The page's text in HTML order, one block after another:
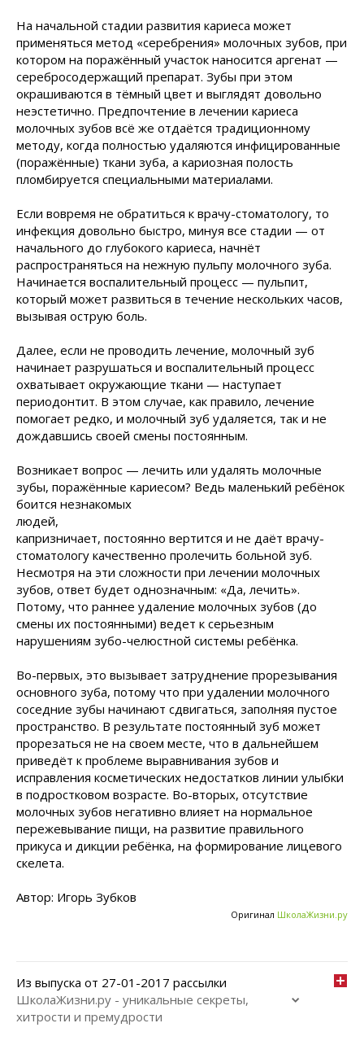
На начальной стадии развития кариеса может
применяться метод «серебрения» молочных зубов, при
котором на поражённый участок наносится аргенат —
серебросодержащий препарат. Зубы при этом
окрашиваются в тёмный цвет и выглядят довольно
неэстетично. Предпочтение в лечении кариеса
молочных зубов всё же отдаётся традиционному
методу, когда полностью удаляются инфицированные
(поражённые) ткани зуба, а кариозная полость
пломбируется специальными материалами.
Если вовремя не обратиться к врачу-стоматологу, то
инфекция довольно быстро, минуя все стадии — от
начального до глубокого кариеса, начнёт
распространяться на нежную пульпу молочного зуба.
Начинается воспалительный процесс — пульпит,
который может развиться в течение нескольких часов,
вызывая острую боль.
Далее, если не проводить лечение, молочный зуб
начинает разрушаться и воспалительный процесс
охватывает окружающие ткани — наступает
периодонтит. В этом случае, как правило, лечение
помогает редко, и молочный зуб удаляется, так и не
дождавшись своей смены постоянным.
Возникает вопрос — лечить или удалять молочные
зубы, поражённые кариесом? Ведь маленький ребёнок
боится незнакомых
людей,
капризничает, постоянно вертится и не даёт врачу-
стоматологу качественно пролечить больной зуб.
Несмотря на эти сложности при лечении молочных
зубов, ответ будет однозначным: «Да, лечить».
Потому, что раннее удаление молочных зубов (до
смены их постоянными) ведет к серьезным
нарушениям зубо-челюстной системы ребёнка.
Во-первых, это вызывает затруднение прорезывания
основного зуба, потому что при удалении молочного
соседние зубы начинают сдвигаться, заполняя пустое
пространство. В результате постоянный зуб может
прорезаться не на своем месте, что в дальнейшем
приведёт к проблеме выравнивания зубов и
исправления косметических недостатков линии улыбки
в подростковом возрасте. Во-вторых, отсутствие
молочных зубов негативно влияет на нормальное
пережевывание пищи, на развитие правильного
прикуса и дикции ребёнка, на формирование лицевого
скелета.
Автор: Игорь Зубков
Оригинал ШколаЖизни.ру
Из выпуска от 27-01-2017 рассылки
ШколаЖизни.ру - уникальные секреты,
хитрости и премудрости